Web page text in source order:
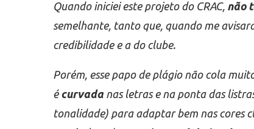
Quando iniciei este projeto do CRAC, não
semelhante, tanto que, quando me
credibilidade e a do clube.
Porém, esse papo de plágio não cola
é curvada nas letras e na ponta das
tonalidade) para adaptar bem nas cores